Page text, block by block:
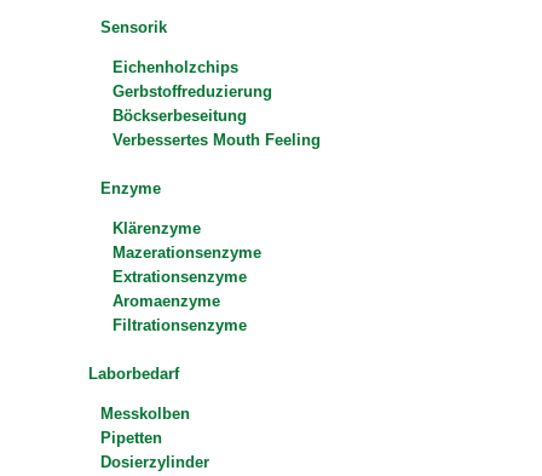
Sensorik
Eichenholzchips
Gerbstoffreduzierung
Böckserbeseitung
Verbessertes Mouth Feeling
Enzyme
Klärenzyme
Mazerationsenzyme
Extrationsenzyme
Aromaenzyme
Filtrationsenzyme
Laborbedarf
Messkolben
Pipetten
Dosierzylinder